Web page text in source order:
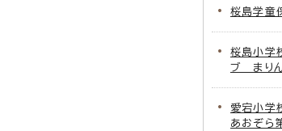
桜島学童
桜島小学
ブ まり
愛宕小学
あおぞら